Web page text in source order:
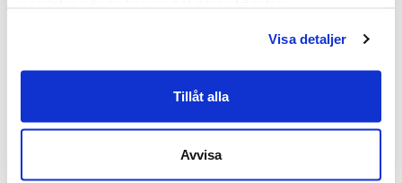
Visa detaljer
Tillåt alla
Avvisa
Frakt & leverans